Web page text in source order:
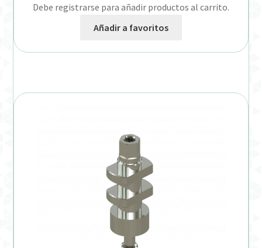
Debe registrarse para añadir productos al carrito.
Añadir a favoritos